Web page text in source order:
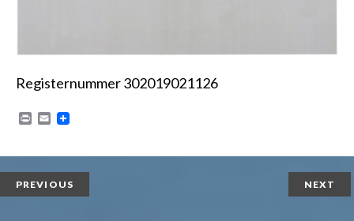
Registernummer 302019021126
P
n
t
E
i
l
PREVIOUS NEXT